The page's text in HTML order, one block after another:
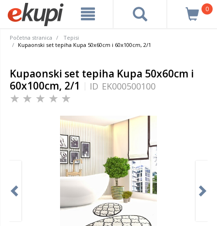
0
Početna stranica
Tepisi
Kupaonski set tepiha Kupa 50x60cm i 60x100cm, 2/1
Kupaonski set tepiha Kupa 50x60cm i
60x100cm, 2/1
ID EK000500100